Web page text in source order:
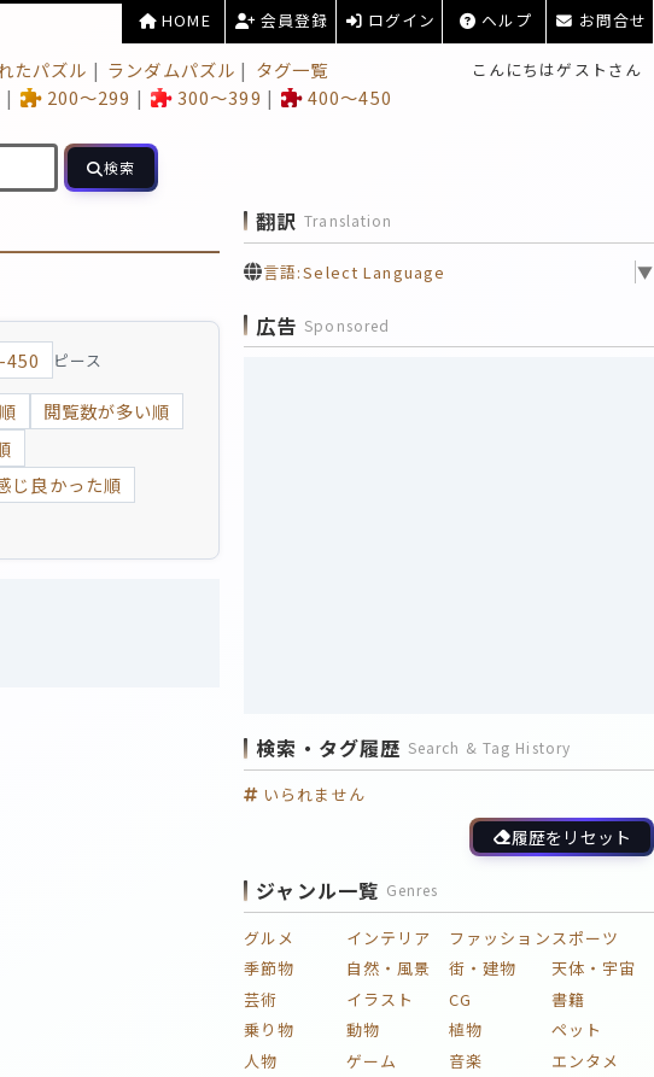
検索
HOME 会員登録 ログイン ヘルプ お問合せ
こんにちはゲストさん
たパズル ランダムパズル
タグ一覧
200～299 300～399
400～450
ピース
閲覧数が多い順
じ良かった順
翻訳 Translation
言語:Select Language ▼
広告 Sponsored
検索・タグ履歴 Search & Tag History
いられません
履歴をリセット
ジャンル一覧 Genres
グルメ インテリア ファッションスポーツ
季節物
自然・風景 街・建物
天体・宇宙
芸術
イラスト CG
書籍
乗り物
動物 植物
ペット
人物
ゲーム 音楽
エンタメ